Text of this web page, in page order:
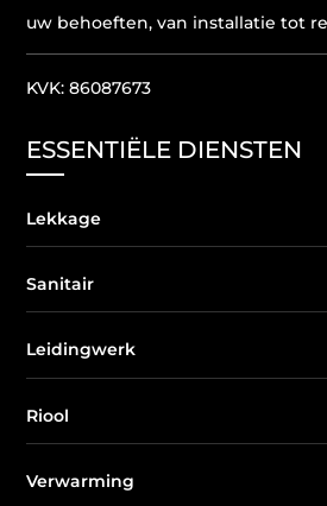
uw behoeften, van installatie tot
KVK: 86087673
ESSENTIËLE DIENSTEN
Lekkage
Sanitair
Leidingwerk
Riool
Verwarming